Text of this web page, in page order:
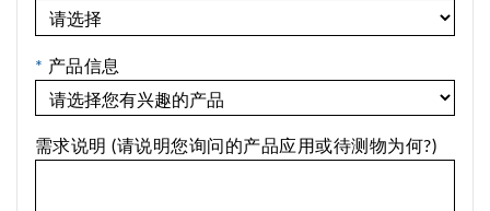
* 产品信息
需求说明 (请说明您询问的产品应用或待测物为何?)